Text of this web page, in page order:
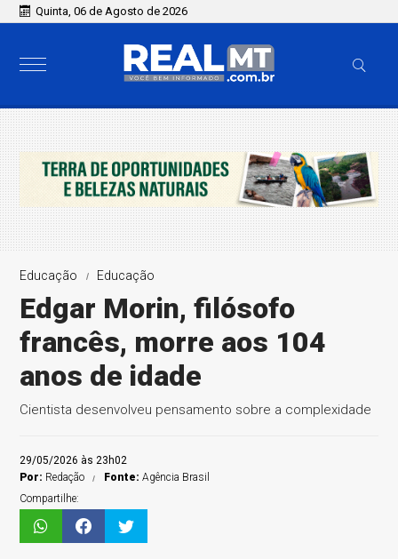
Quinta, 06 de Agosto de 2026
Educação Educação
Edgar Morin, filósofo
francês, morre aos 104
anos de idade
Cientista desenvolveu pensamento sobre a complexidade
29/05/2026 às 23h02
Por: Redação Fonte:Agência Brasil
Compartilhe: